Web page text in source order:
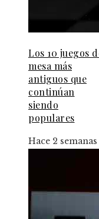
Los 10 juegos
mesa más
antiguos que
continúan
siendo
populares
Hace 2 semanas